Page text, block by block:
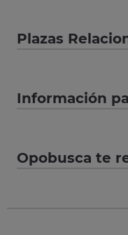
Plazas
Información
Opobusca te